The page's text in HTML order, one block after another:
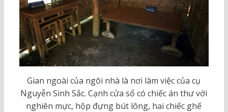
Gian ngoài của ngôi nhà là nơi làm việc của cụ
Nguyễn Sinh Sắc. Cạnh cửa sổ có chiếc án thư với
nghiên mực, hộp đựng bút lông, hai chiếc ghế